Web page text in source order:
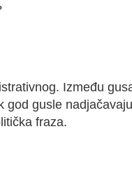
Između
god gusle nadjačavaju
fraza.